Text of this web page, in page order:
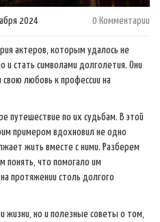
2024 0 Комментарии
актеров, которым удалось не
и стать символами долголетия. Они
любовь к профессии на
путешествие по их судьбам. В этой
примером вдохновил не одно
жить вместе с ними. Разберем
понять, что помогало им
протяжении столь долгого
жизни, но и полезные советы о том,